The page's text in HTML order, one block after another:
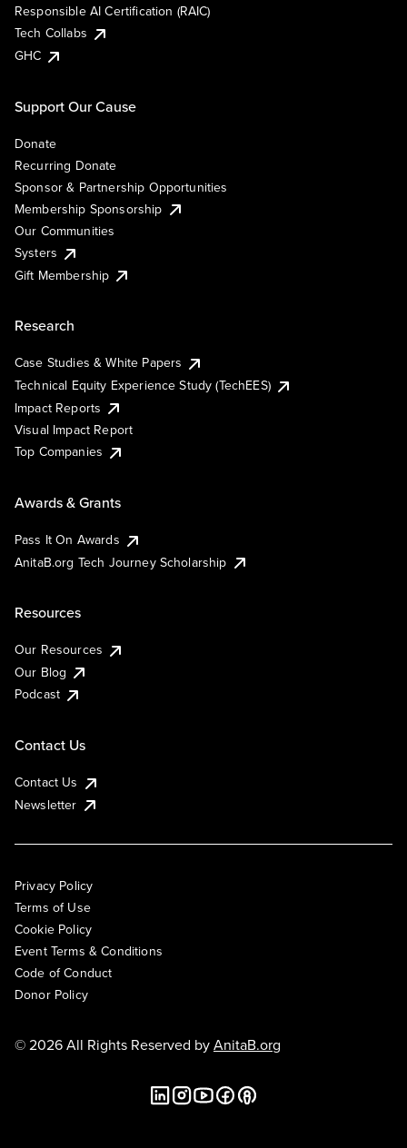
Responsible AI Certification (RAIC)
Tech Collabs
GHC
Support Our Cause
Donate
Recurring Donate
Sponsor & Partnership Opportunities
Membership Sponsorship
Our Communities
Systers
Gift Membership
Research
Case Studies & White Papers
Technical Equity Experience Study (TechEES)
Impact Reports
Visual Impact Report
Top Companies
Awards & Grants
Pass It On Awards
AnitaB.org Tech Journey Scholarship
Resources
Our Resources
Our Blog
Podcast
Contact Us
Contact Us
Newsletter
Privacy Policy
Terms of Use
Cookie Policy
Event Terms & Conditions
Code of Conduct
Donor Policy
© 2026 All Rights Reserved byAnitaB.org